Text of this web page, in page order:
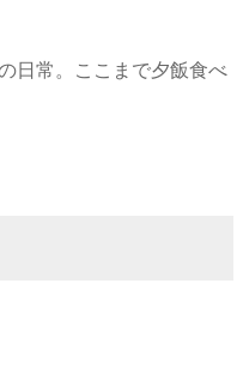
日常。ここまで夕飯食べ